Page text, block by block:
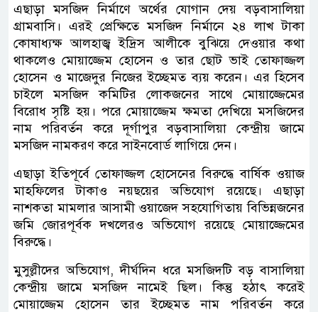
এছাড়া মসজিদ নির্মাণে অর্থের যোগান দেয় বড়বাসালিয়া
গ্রামবাসি। এরই প্রেক্ষিতে মসজিদ নির্মানে ২৪ লাখ টাকা
কোষাধ্যক্ষ আলহাজ্ব ইদ্রিস আলীকে বুঝিয়ে দেওয়ার কথা
থাকলেও মোয়াজ্জেম হোসেন ও তার ছোট ভাই তোফাজ্জল
হোসেন ও মাজেদুর নিজের ইচ্ছেমত ব্যয় করেন। এর হিসেব
চাইলে মসজিদ কমিটির লোকজনের সাথে মোয়াজ্জেমের
বিরোধ সৃষ্টি হয়। পরে মোয়াজ্জেম ক্ষমতা দেখিয়ে মসজিদের
নাম পরিবর্তন করে দূর্গাপুর বড়বাসালিয়া কেন্দ্রীয় জামে
মসজিদ নামকরণ করে সাইনবোর্ড লাগিয়ে দেন।
এছাড়া ইতিপূর্বে তোফাজ্জল হোসেনের বিরুদ্ধে বার্ষিক ওয়াজ
মাহফিলের টাকাও নয়ছয়ের অভিযোগ রয়েছে। এছাড়া
নাশকতা মামলার আসামী ওয়াজেদ সহযোগিতায় বিভিন্নজনের
জমি জোরপূর্বক দখলেরও অভিযোগ রয়েছে মোয়াজ্জেমের
বিরুদ্ধে।
মুসুল্লীদের অভিযোগ, দীর্ঘদিন ধরে মসজিদটি বড় বাসালিয়া
কেন্দ্রীয় জামে মসজিদ নামেই ছিল। কিন্তু হঠাৎ করেই
মোয়াজ্জেম হোসেন তার ইচ্ছেমত নাম পরিবর্তন করে